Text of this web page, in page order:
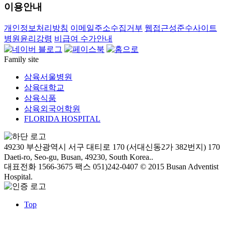
이용안내
개인정보처리방침 이메일주소수집거부 웹접근성준수사이트
병원윤리강령 비급여 수가안내
Family site
삼육서울병원
삼육대학교
삼육식품
삼육외국어학원
FLORIDA HOSPITAL
49230 부산광역시 서구 대티로 170 (서대신동2가 382번지) 170
Daeti-ro, Seo-gu, Busan, 49230, South Korea..
대표전화 1566-3675 팩스 051)242-0407 © 2015 Busan Adventist
Hospital.
Top